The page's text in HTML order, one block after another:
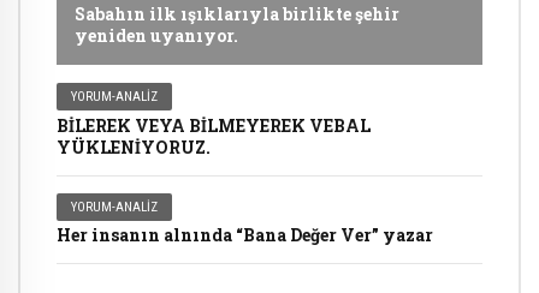
Sabahın ilk ışıklarıyla birlikte şehir
yeniden uyanıyor.
YORUM-ANALIZ
BİLEREK VEYA BİLMEYEREK VEBAL
YÜKLENİYORUZ.
YORUM-ANALIZ
Her insanın alnında “Bana Değer Ver” yazar